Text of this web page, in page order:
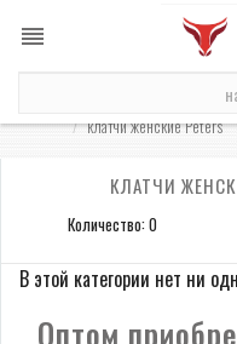
клатчи женские Peters
КЛАТЧИ
Количество: 0
В этой категории нет ни
Оптом